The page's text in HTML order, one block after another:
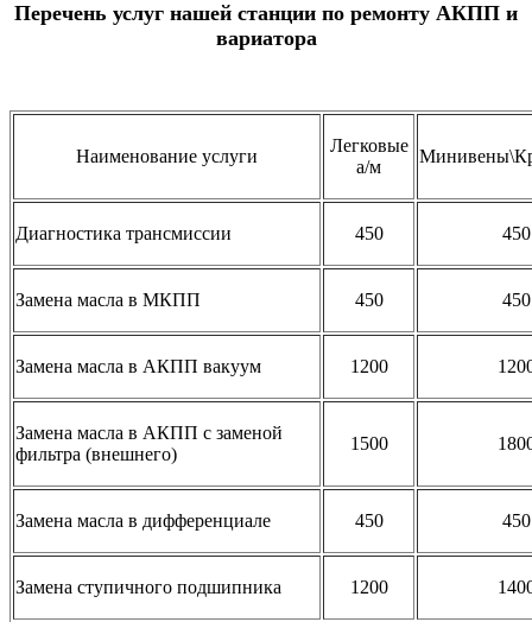
Перечень услуг нашей станции по ремонту АКПП и
вариатора
Наименование услуги
Легковые
а/м
Диагностика трансмиссии 450 450
Замена масла в МКПП 450 450
Замена масла в АКПП вакуум 1200
Замена масла в АКПП с заменой
фильтра (внешнего)
1500
Замена масла в дифференциале 450 450
Замена ступичного подшипника 1200